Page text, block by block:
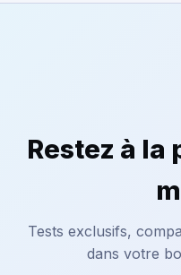
Restez à
Tests exclusifs,
dans votre